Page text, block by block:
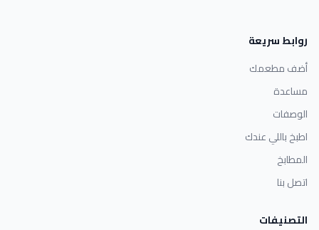
روابط سريعة
أضف مطعمك
مساعدة
الوصفات
اطبخ باللي عندك
المطابخ
اتصل بنا
التصنيفات